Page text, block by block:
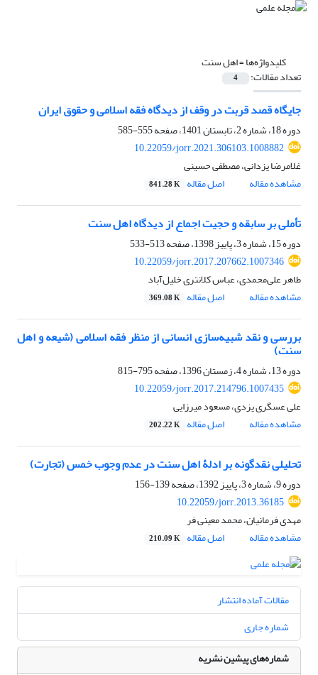
کلیدواژه‌ها =اهل سنت
تعداد مقالات: 4
جایگاه قصد قربت در وقف از دیدگاه فقه اسلامی و حقوق ایران
دوره 18، شماره 2، تابستان 1401، صفحه
555-585
10.22059/jorr.2021.306103.1008882
غلامرضا یزدانی، مصطفی حسینی
مشاهده مقاله
اصل مقاله 841.28 K
تأملی بر سابقه و حجیت اجماع از دیدگاه اهل سنت
دوره 15، شماره 3، پاییز 1398، صفحه
513-533
10.22059/jorr.2017.207662.1007346
طاهر علی‌محمدی، عباس کلانتری خلیل‌آباد
مشاهده مقاله
اصل مقاله 369.08 K
بررسی و نقد شبیه‌سازی انسانی از منظر فقه اسلامی (شیعه و اهل
سنت)
دوره 13، شماره 4، زمستان 1396، صفحه
795-815
10.22059/jorr.2017.214796.1007435
علی عسگری یزدی، مسعود میرزایی
مشاهده مقاله
اصل مقاله 202.22 K
تحلیلی نقد‌گونه بر ادلۀ اهل سنت در عدم وجوب خمس (تجارت)
دوره 9، شماره 3، پاییز 1392، صفحه
139-156
10.22059/jorr.2013.36185
مهدی فرمانیان، محمد معینی فر
مشاهده مقاله
اصل مقاله 210.09 K
مقالات آماده انتشار
شماره جاری
شماره‌های پیشین نشریه